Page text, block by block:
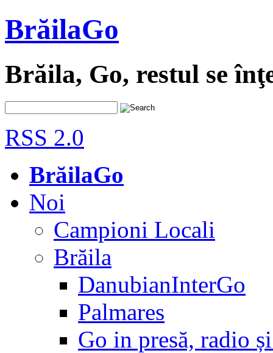
BrăilaGo
Brăila, Go, restul se
RSS 2.0
BrăilaGo
Noi
Campioni Locali
Brăila
DanubianInterGo
Palmares
Go in presă, radio